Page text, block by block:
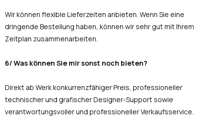
Wir können flexible Lieferzeiten anbieten. Wenn Sie eine
dringende Bestellung haben, können wir sehr gut mit Ihrem
Zeitplan zusammenarbeiten.
6/ Was können Sie mir sonst noch bieten?
Direkt ab Werk konkurrenzfähiger Preis, professioneller
technischer und grafischer Designer-Support sowie
verantwortungsvoller und professioneller Verkaufsservice.